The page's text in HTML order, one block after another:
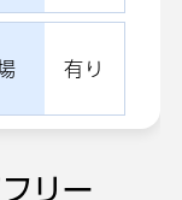
有り
リー